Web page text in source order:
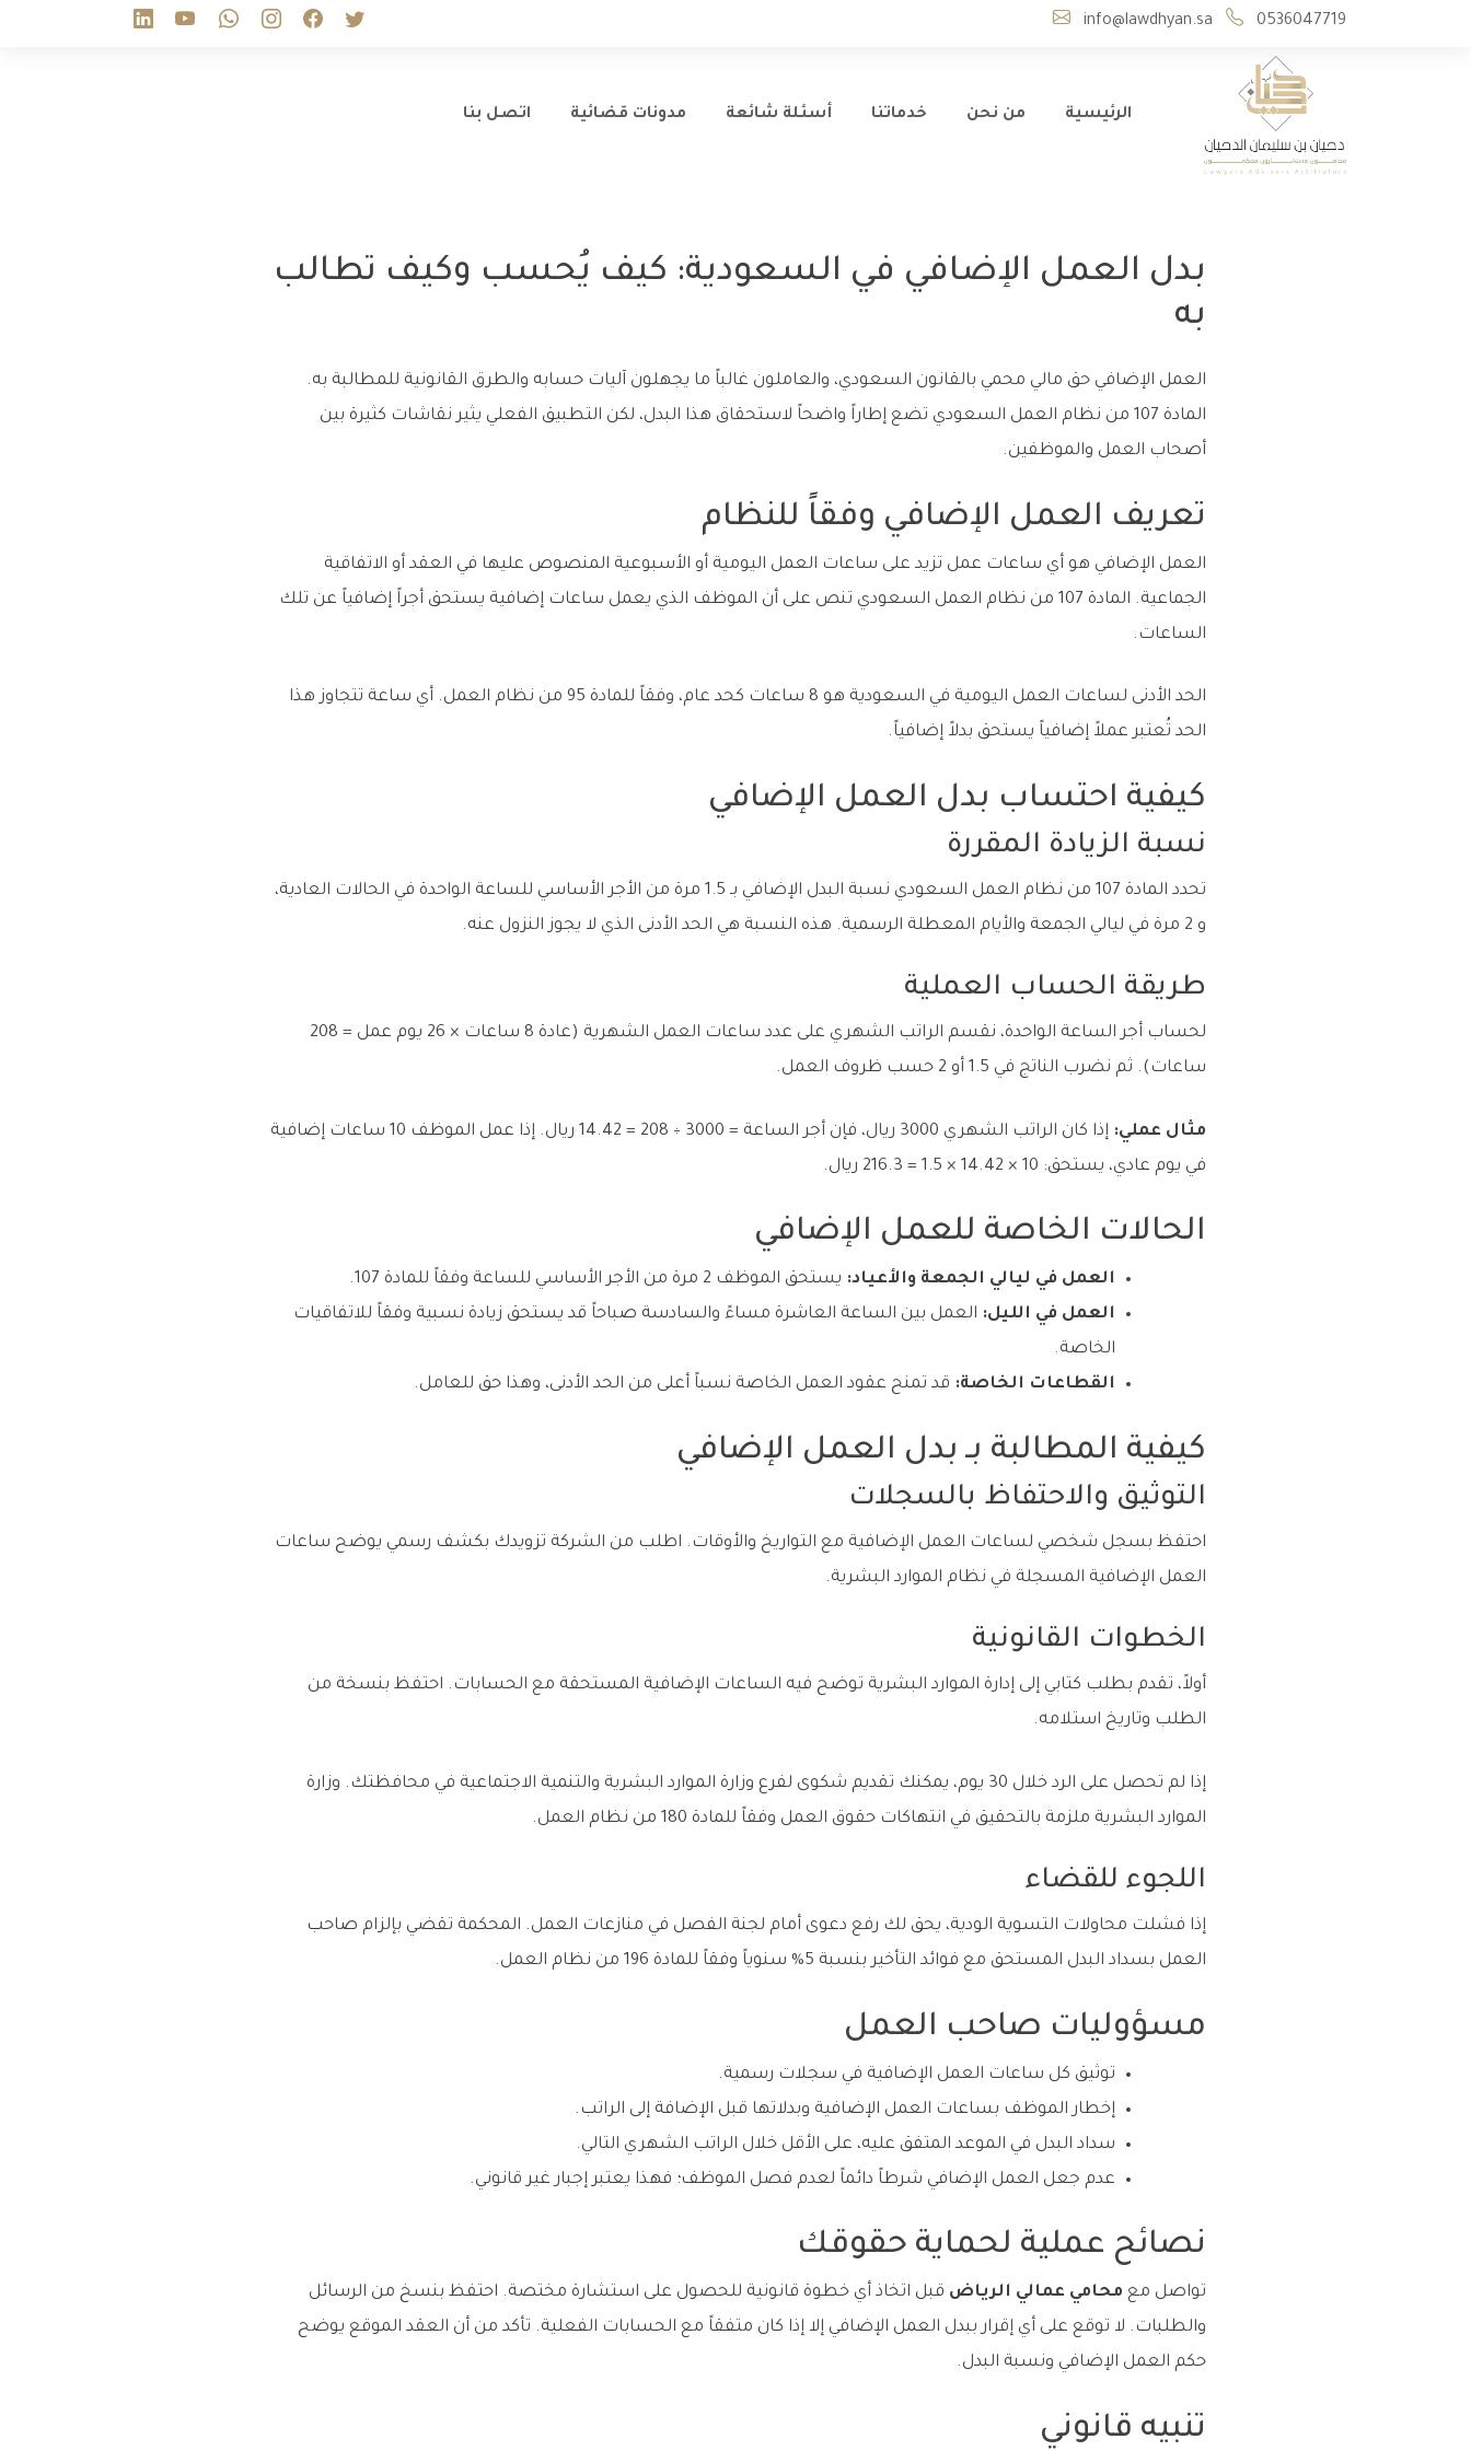
0536047719
info@lawdhyan.sa
الرئيسية من نحن خدماتنا أسئلة شائعة مدونات قضائية اتصل بنا
بدل العمل الإضافي في السعودية: كيف يُحسب وكيف تطالب
به
العمل الإضافي حق مالي محمي بالقانون السعودي، والعاملون غالباً ما يجهلون آليات حسابه والطرق القانونية للمطالبة به.
المادة 107 من نظام العمل السعودي تضع إطاراً واضحاً لاستحقاق هذا البدل، لكن التطبيق الفعلي يثير نقاشات كثيرة بين
أصحاب العمل والموظفين.
تعريف العمل الإضافي وفقاً للنظام
العمل الإضافي هو أي ساعات عمل تزيد على ساعات العمل اليومية أو الأسبوعية المنصوص عليها في العقد أو الاتفاقية
الجماعية. المادة 107 من نظام العمل السعودي تنص على أن الموظف الذي يعمل ساعات إضافية يستحق أجراً إضافياً عن تلك
الساعات.
الحد الأدنى لساعات العمل اليومية في السعودية هو 8 ساعات كحد عام، وفقاً للمادة 95 من نظام العمل. أي ساعة تتجاوز هذا
الحد تُعتبر عملاً إضافياً يستحق بدلاً إضافياً.
كيفية احتساب بدل العمل الإضافي
نسبة الزيادة المقررة
تحدد المادة 107 من نظام العمل السعودي نسبة البدل الإضافي بـ 1.5 مرة من الأجر الأساسي للساعة الواحدة في الحالات العادية،
و 2 مرة في ليالي الجمعة والأيام المعطلة الرسمية. هذه النسبة هي الحد الأدنى الذي لا يجوز النزول عنه.
طريقة الحساب العملية
لحساب أجر الساعة الواحدة، نقسم الراتب الشهري على عدد ساعات العمل الشهرية (عادة 8 ساعات × 26 يوم عمل = 208
ساعات). ثم نضرب الناتج في 1.5 أو 2 حسب ظروف العمل.
مثال عملي:
إذا كان الراتب الشهري 3000 ريال، فإن أجر الساعة = 3000 ÷ 208 = 14.42 ريال. إذا عمل الموظف 10 ساعات إضافية
في يوم عادي، يستحق: 10 × 14.42 × 1.5 = 216.3 ريال.
الحالات الخاصة للعمل الإضافي
العمل في ليالي الجمعة والأعياد: يستحق الموظف 2 مرة من الأجر الأساسي للساعة وفقاً للمادة 107.
العمل في الليل: العمل بين الساعة العاشرة مساءً والسادسة صباحاً قد يستحق زيادة نسبية وفقاً للاتفاقيات
الخاصة.
القطاعات الخاصة: قد تمنح عقود العمل الخاصة نسباً أعلى من الحد الأدنى، وهذا حق للعامل.
كيفية المطالبة بـ بدل العمل الإضافي
التوثيق والاحتفاظ بالسجلات
احتفظ بسجل شخصي لساعات العمل الإضافية مع التواريخ والأوقات. اطلب من الشركة تزويدك بكشف رسمي يوضح ساعات
العمل الإضافية المسجلة في نظام الموارد البشرية.
الخطوات القانونية
أولاً، تقدم بطلب كتابي إلى إدارة الموارد البشرية توضح فيه الساعات الإضافية المستحقة مع الحسابات. احتفظ بنسخة من
الطلب وتاريخ استلامه.
إذا لم تحصل على الرد خلال 30 يوم، يمكنك تقديم شكوى لفرع وزارة الموارد البشرية والتنمية الاجتماعية في محافظتك. وزارة
الموارد البشرية ملزمة بالتحقيق في انتهاكات حقوق العمل وفقاً للمادة 180 من نظام العمل.
اللجوء للقضاء
إذا فشلت محاولات التسوية الودية، يحق لك رفع دعوى أمام لجنة الفصل في منازعات العمل. المحكمة تقضي بإلزام صاحب
العمل بسداد البدل المستحق مع فوائد التأخير بنسبة 5% سنوياً وفقاً للمادة 196 من نظام العمل.
مسؤوليات صاحب العمل
توثيق كل ساعات العمل الإضافية في سجلات رسمية.
إخطار الموظف بساعات العمل الإضافية وبدلاتها قبل الإضافة إلى الراتب.
سداد البدل في الموعد المتفق عليه، على الأقل خلال الراتب الشهري التالي.
عدم جعل العمل الإضافي شرطاً دائماً لعدم فصل الموظف؛ فهذا يعتبر إجبار غير قانوني.
نصائح عملية لحماية حقوقك
تواصل مع محامي عمالي الرياض قبل اتخاذ أي خطوة قانونية للحصول على استشارة مختصة. احتفظ بنسخ من الرسائل
والطلبات. لا توقع على أي إقرار ببدل العمل الإضافي إلا إذا كان متفقاً مع الحسابات الفعلية. تأكد من أن العقد الموقع يوضح
حكم العمل الإضافي ونسبة البدل.
تنبيه قانوني